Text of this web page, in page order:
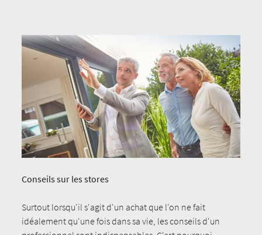
Conseils sur les stores
Surtout lorsqu'il s'agit d'un achat que l'on ne fait
idéalement qu'une fois dans sa vie, les conseils d'un